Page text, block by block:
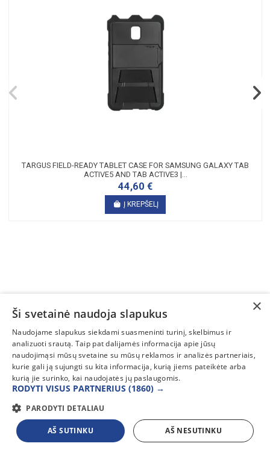
TARGUS FIELD-READY TABLET CASE FOR SAMSUNG GALAXY TAB
ACTIVE5 AND TAB ACTIVE3 |...
44,60 €
Į KREPŠELĮ
INFORMACIJA
PAGALBA
×
Ši svetainė naudoja slapukus
Naudojame slapukus siekdami suasmeninti turinį, skelbimus ir
analizuoti srautą. Taip pat dalijamės informacija apie jūsų
naudojimąsi mūsų svetaine su mūsų reklamos ir analizės partneriais,
kurie gali ją sujungti su kita informacija, kurią jiems pateikėte arba
kurią jie surinko, kai naudojatės jų paslaugomis.
RODYTI VISUS PARTNERIUS (1860) →
PARODYTI DETALIAU
AŠ SUTINKU AŠ NESUTINKU